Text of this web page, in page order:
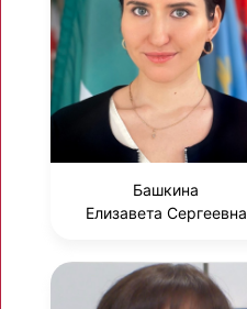
Башкина
Елизавета Сергеевна